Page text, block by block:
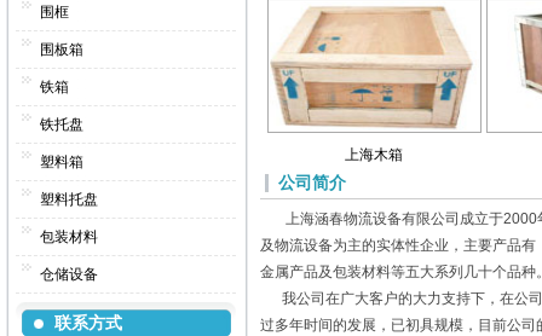
围框
围板箱
铁箱
铁托盘
塑料箱
塑料托盘
包装材料
仓储设备
联系方式
上海木箱
公司简介
上海涵春物流设备有限公司成立于2000
及物流设备为主的实体性企业，主要产品有
金属产品及包装材料等五大系列几十个品种
我公司在广大客户的大力支持下，在公
过多年时间的发展，已初具规模，目前公